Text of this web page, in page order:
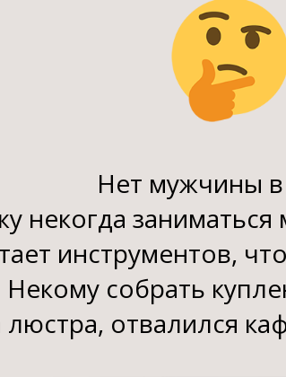
Нет мужчины
некогда
инструментов,
Некому собрать
отвалился